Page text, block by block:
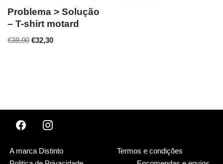
Problema > Solução
– T-shirt motard
€38,00 €32,30
A marca Distinto
Termos e condições